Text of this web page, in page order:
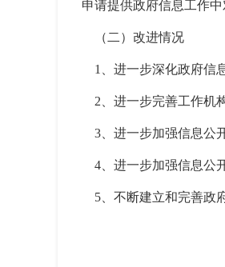
申请提供政府信息工作
（二）改进情况
1、进一步深化政府信
2、进一步完善工作机
3、进一步加强信息公
4、进一步加强信息公
5、不断建立和完善政